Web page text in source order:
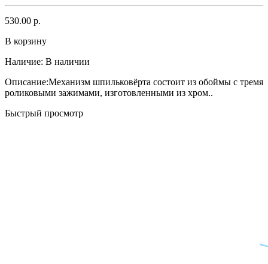
530.00 р.
В корзину
Наличие: В наличии
Описание:Механизм шпильковёрта состоит из обоймы с тремя
роликовыми зажимами, изготовленными из хром..
Быстрый просмотр